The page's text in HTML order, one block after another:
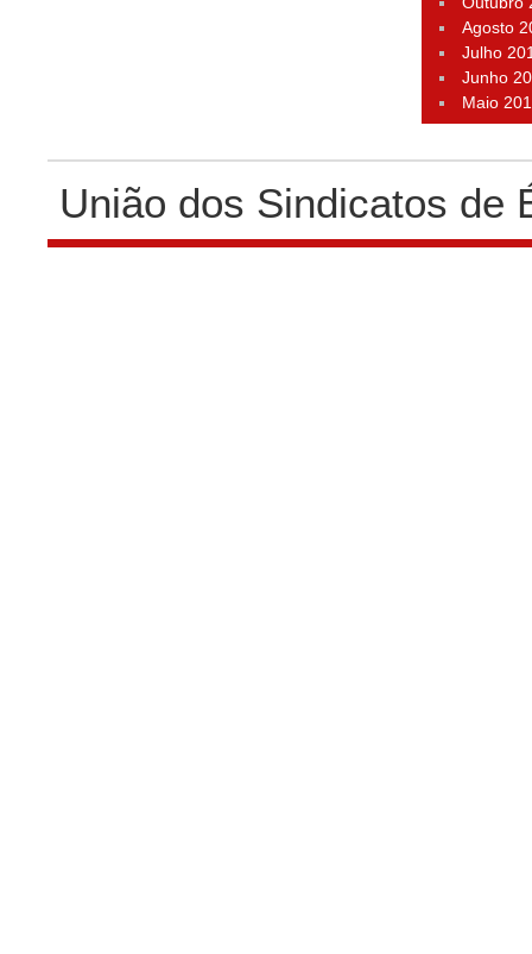
Agosto
Julho
Junho
Maio
União dos Sindicatos de